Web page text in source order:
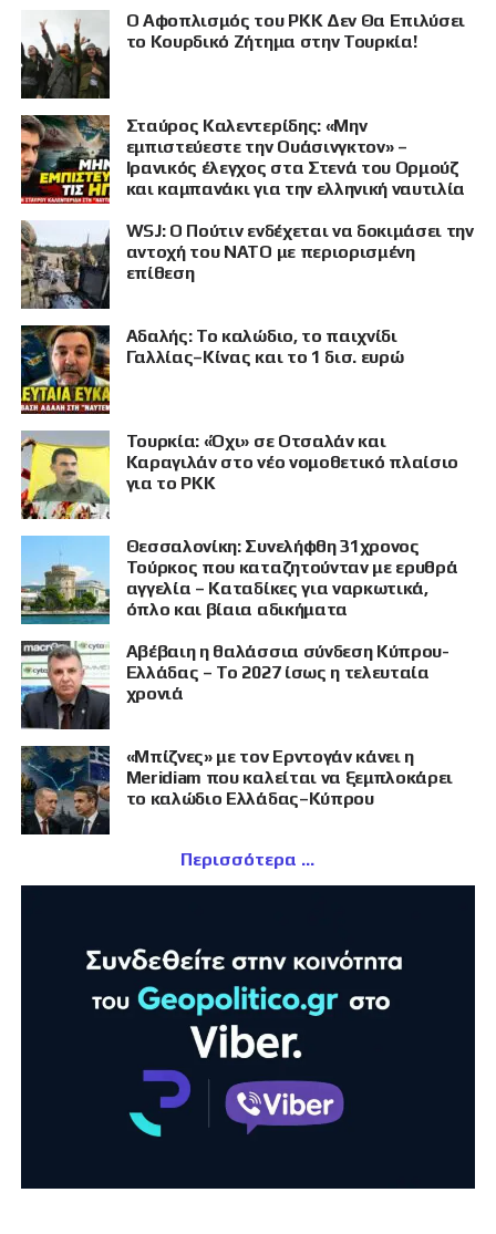
Ο Αφοπλισμός του PKK Δεν Θα Επιλύσει
το Κουρδικό Ζήτημα στην Τουρκία!
Σταύρος Καλεντερίδης: «Μην
εμπιστεύεστε την Ουάσινγκτον» –
Ιρανικός έλεγχος στα Στενά του Ορμούζ
και καμπανάκι για την ελληνική ναυτιλία
WSJ: Ο Πούτιν ενδέχεται να δοκιμάσει την
αντοχή του ΝΑΤΟ με περιορισμένη
επίθεση
Αδαλής: Το καλώδιο, το παιχνίδι
Γαλλίας–Κίνας και το 1 δισ. ευρώ
Τουρκία: «Όχι» σε Οτσαλάν και
Καραγιλάν στο νέο νομοθετικό πλαίσιο
για το PKK
Θεσσαλονίκη: Συνελήφθη 31χρονος
Τούρκος που καταζητούνταν με ερυθρά
αγγελία – Καταδίκες για ναρκωτικά,
όπλο και βίαια αδικήματα
Αβέβαιη η θαλάσσια σύνδεση Κύπρου-
Ελλάδας – Το 2027 ίσως η τελευταία
χρονιά
«Μπίζνες» με τον Ερντογάν κάνει η
Meridiam που καλείται να ξεμπλοκάρει
το καλώδιο Ελλάδας–Κύπρου
Περισσότερα